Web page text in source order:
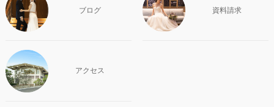
ブログ 資料請求
アクセス